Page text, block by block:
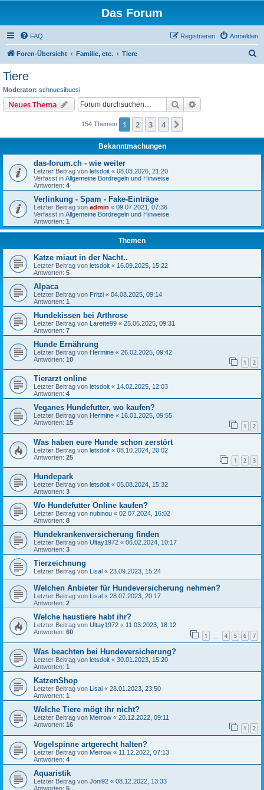
Das Forum
FAQ Anmelden
Registrieren
Foren-Übersicht Familie, etc. Tiere
Tiere
Moderator: schnuesibuesi
Neues Thema Suche
154 Themen 1 2 3 4
Bekanntmachungen
das-forum.ch - wie weiter
Letzter Beitrag von letsdoit « 08.03.2026, 21:20
Verfasst in Allgemeine Bordregeln und Hinweise
Antworten: 4
Verlinkung - Spam - Fake-Einträge
Letzter Beitrag von admin « 09.07.2021, 07:36
Verfasst in Allgemeine Bordregeln und Hinweise
Antworten: 1
Themen
Katze miaut in der Nacht..
Letzter Beitrag von letsdoit « 16.09.2025, 15:22
Antworten: 5
Alpaca
Letzter Beitrag von Fritzi « 04.08.2025, 09:14
Antworten: 1
Hundekissen bei Arthrose
Letzter Beitrag von Larette99 « 25.06.2025, 09:31
Antworten: 7
Hunde Ernährung
Letzter Beitrag von Hermine « 26.02.2025, 09:42
Antworten: 10 1 2
Tierarzt online
Letzter Beitrag von letsdoit « 14.02.2025, 12:03
Antworten: 4
Veganes Hundefutter, wo kaufen?
Letzter Beitrag von Hermine « 16.01.2025, 09:55
Antworten: 15 1 2
Was haben eure Hunde schon zerstört
Letzter Beitrag von letsdoit « 08.10.2024, 20:02
Antworten: 25 1 2 3
Hundepark
Letzter Beitrag von letsdoit « 05.08.2024, 15:32
Antworten: 3
Wo Hundefutter Online kaufen?
Letzter Beitrag von nubinou « 02.07.2024, 16:02
Antworten: 8
Hundekrankenversicherung finden
Letzter Beitrag von Ultay1972 « 06.02.2024, 10:17
Antworten: 3
Tierzeichnung
Letzter Beitrag von Lisal « 23.09.2023, 15:24
Welchen Anbieter für Hundeversicherung nehmen?
Letzter Beitrag von Lisal « 28.07.2023, 20:17
Antworten: 2
Welche haustiere habt ihr?
Letzter Beitrag von Ultay1972 « 11.03.2023, 18:12
Antworten: 60 1 4 5 6 7
Was beachten bei Hundeversicherung?
Letzter Beitrag von letsdoit « 30.01.2023, 15:20
Antworten: 1
KatzenShop
Letzter Beitrag von Lisal « 28.01.2023, 23:50
Antworten: 1
Welche Tiere mögt ihr nicht?
Letzter Beitrag von Merrow « 20.12.2022, 09:11
Antworten: 16 1 2
Vogelspinne artgerecht halten?
Letzter Beitrag von Merrow « 11.12.2022, 07:13
Antworten: 4
Aquaristik
Letzter Beitrag von Joni92 « 08.12.2022, 13:33
Antworten: 5